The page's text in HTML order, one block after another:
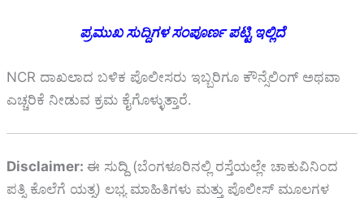
ಪ್ರಮುಖ ಸುದ್ದಿಗಳಸಂಪೂರ್ಣಪಟ್ಟಿ ಇಲ್ಲಿದೆ
NCR ದಾಖಲಾದ ಬಳಿಕ ಪೊಲೀಸರು ಇಬ್ಬರಿಗೂ ಕೌನ್ಸೆಲಿಂಗ್ ಅಥವಾ
ಎಚ್ಚರಿಕೆ ನೀಡುವ ಕ್ರಮ ಕೈಗೊಳ್ಳುತ್ತಾರೆ.
Disclaimer: ಈ ಸುದ್ದಿ (ಬೆಂಗಳೂರಿನಲ್ಲಿ ರಸ್ತೆಯಲ್ಲೇ ಚಾಕುವಿನಿಂದ
ಪತ್ನಿ ಕೊಲೆಗೆ ಯತ್ನ) ಲಭ್ಯ ಮಾಹಿತಿಗಳು ಮತ್ತು ಪೊಲೀಸ್ ಮೂಲಗಳ